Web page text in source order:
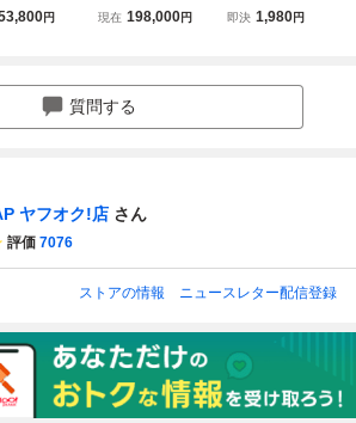
AP2 エン
37820-PZX-
期 AP1 無限
円
純正 パワステコン
現在 198,000円
2 ベースグレード
即決 1,980円
質問する
ヤフオク!店 さん
評価 7076
ストアの情報 ニュースレター配信登録